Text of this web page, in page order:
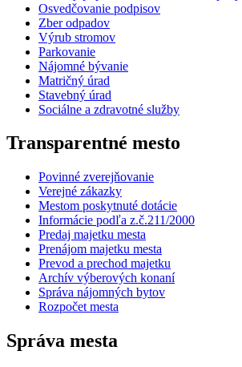
Osvedčovanie podpisov
Zber odpadov
Výrub stromov
Parkovanie
Nájomné bývanie
Matričný úrad
Stavebný úrad
Sociálne a zdravotné služby
Transparentné mesto
Povinné zverejňovanie
Verejné zákazky
Mestom poskytnuté dotácie
Informácie podľa z.č.211/2000
Predaj majetku mesta
Prenájom majetku mesta
Prevod a prechod majetku
Archív výberových konaní
Správa nájomných bytov
Rozpočet mesta
Správa mesta